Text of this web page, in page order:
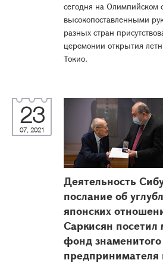
сегодня на Олимпийском
высокопоставленными
разных стран
церемонии открытия
Токио.
23
07, 2021
Деятельность
послание об
японских
Саркисян
фонд знаменитого